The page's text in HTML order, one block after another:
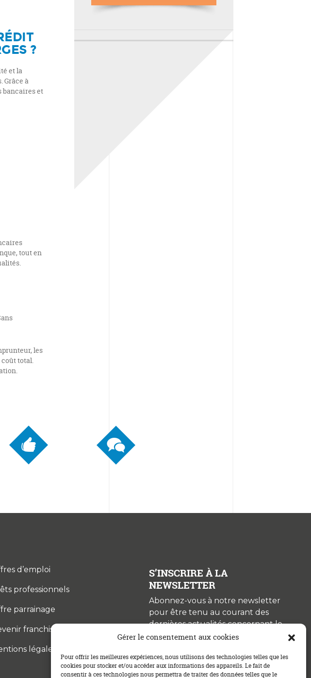
Gérer le consentement aux cookies
Pour offrir les meilleures expériences, nous utilisons des technologies telles que les
cookies pour stocker et/ou accéder aux informations des appareils. Le fait de
consentir à ces technologies nous permettra de traiter des données telles que le
?
et la
Grâce à
bancaires et
tout en
les
total.
d’emploi
professionnels
parrainage
franchisé
légales
S’INSCRIRE À LA
NEWSLETTER
Abonnez-vous à notre newsletter
pour être tenu au courant des
dernières actualités concernant le
crédit immobilier !